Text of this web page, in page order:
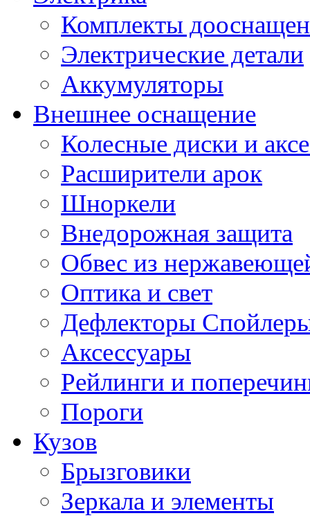
Комплекты
Электрические детали
Аккумуляторы
Внешнее оснащение
Колесные диски и
Расширители арок
Шноркели
Внедорожная защита
Обвес из
Оптика и свет
Дефлекторы
Аксессуары
Рейлинги и
Пороги
Кузов
Брызговики
Зеркала и элементы